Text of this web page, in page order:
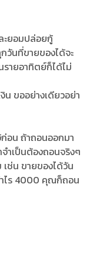
ะยอมปล่อยกู้
วันที่ขายของได้จะ
ายอาทิตย์ก็ได้ไม่
น ขออย่างเดียวอย่า
อน ถ้าถอนออกมา
ำเป็นต้องถอนจริงๆ
เช่น ขายของได้วัน
ไร 4000 คุณก็ถอน